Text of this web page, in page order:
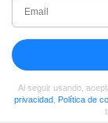
Al seguir usando,
privacidad, Política de